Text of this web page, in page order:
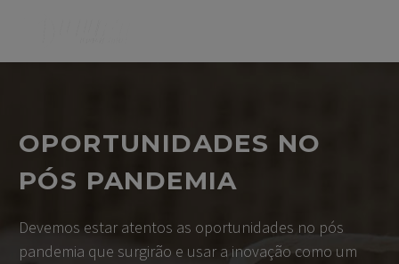
OPORTUNIDADES NO
PÓS PANDEMIA
Devemos estar atentos as oportunidades no pós
pandemia que surgirão e usar a inovação como um